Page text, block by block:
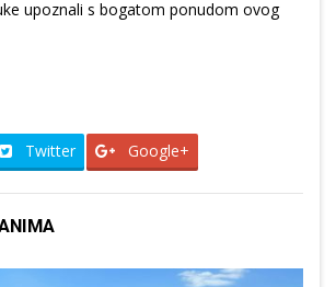
upoznali s bogatom ponudom ovog
Twitter Google+